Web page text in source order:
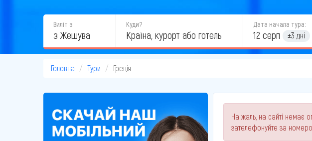
Виліт з
з Жешува
Куди? Дата начала тура:
12 серп ±3 дні
Головна Тури Греція
На жаль, на сайті немає
зателефонуйте за